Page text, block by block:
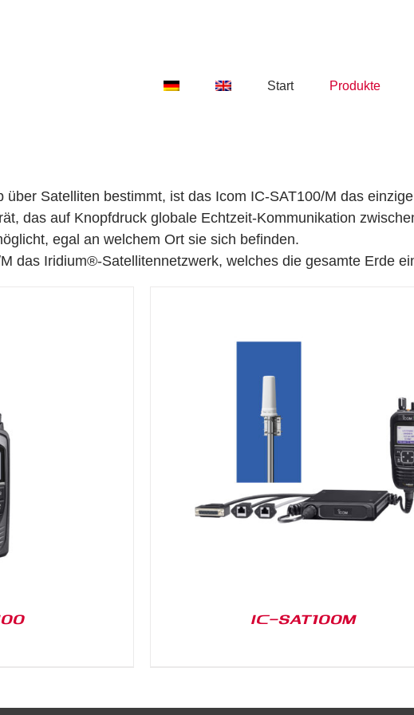
Start Produkte
über Satelliten bestimmt, ist das Icom IC-SAT100/M das einzige
das auf Knopfdruck globale Echtzeit-Kommunikation
egal an welchem Ort sie sich befinden.
das Iridium®-Satellitennetzwerk, welches die gesamte Erde
IC-SAT100M